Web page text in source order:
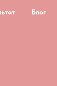
Блог